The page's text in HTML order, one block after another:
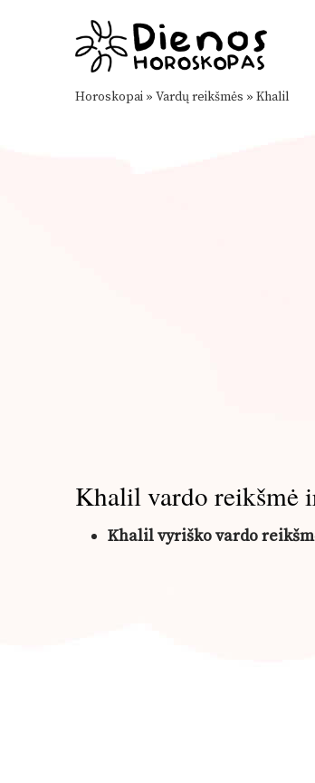
Horoskopai » Vardų reikšmės » Khalil
Khalil vardo reikšmė
Khalil vyriško vardo